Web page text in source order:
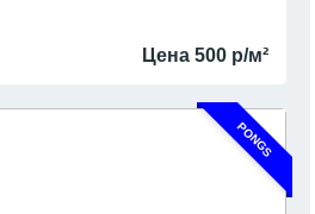
Цена 500 р/м²
PONGS